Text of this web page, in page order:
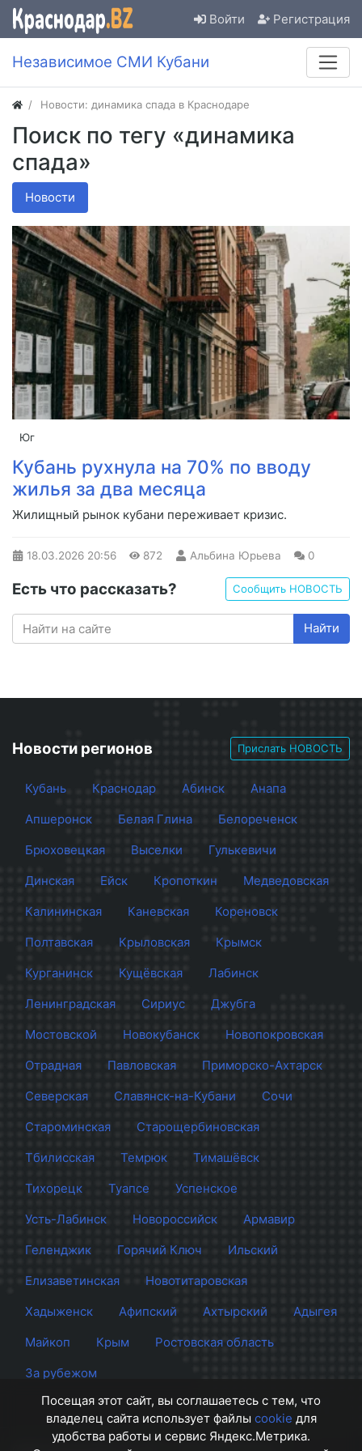
Войти Регистрация
Независимое СМИ Кубани
Новости: динамика спада в Краснодаре
Поиск по тегу «динамика
спада»
Новости
Юг
Кубань рухнула на 70% по вводу
жилья за два месяца
Жилищный рынок кубани переживает кризис.
18.03.2026 20:56 872 Альбина Юрьева 0
Есть что рассказать? Сообщить НОВОСТЬ
Найти
Новости регионов Прислать НОВОСТЬ
Кубань Краснодар Абинск
Анапа
Апшеронск
Белая Глина
Белореченск
Брюховецкая
Выселки
Гулькевичи
Динская
Ейск Кропоткин
Медведовская
Калининская
Каневская
Кореновск
Полтавская
Крыловская
Крымск
Курганинск
Кущёвская
Лабинск
Ленинградская
Сириус
Джубга
Мостовской
Новокубанск
Новопокровская
Отрадная
Павловская
Приморско-Ахтарск
Северская
Славянск-на-Кубани
Сочи
Староминская
Старощербиновская
Тбилисская
Темрюк
Тимашёвск
Тихорецк
Туапсе
Успенское
Усть-Лабинск
Новороссийск
Армавир
Геленджик
Горячий Ключ
Ильский
Елизаветинская
Новотитаровская
Хадыженск
Афипский Ахтырский
Адыгея
Майкоп
Крым
Ростовская область
За рубежом
Посещая этот сайт, вы соглашаетесь с тем, что
владелец сайта использует файлы cookie для
удобства работы и сервис Яндекс.Метрика.